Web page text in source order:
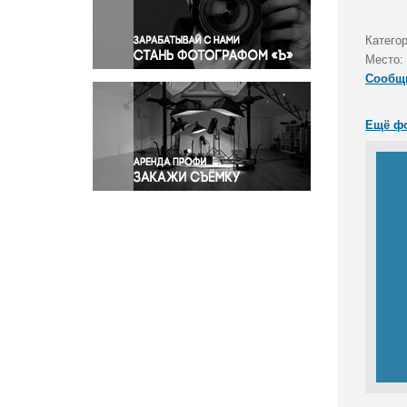
Правосудие
Происшествия и конфликты
Религия
Светская жизнь
Спорт
Экология
Экономика и бизнес
Место:
Ещё